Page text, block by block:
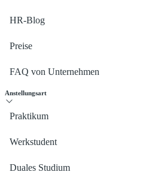
HR-Blog
Preise
FAQ von Unternehmen
Anstellungsart
Praktikum
Werkstudent
Duales Studium